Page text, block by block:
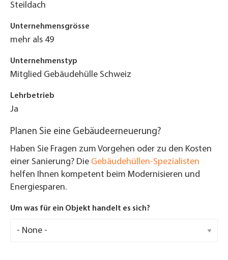
Steildach
Unternehmensgrösse
mehr als 49
Unternehmenstyp
Mitglied Gebäudehülle Schweiz
Lehrbetrieb
Ja
Planen Sie eine Gebäudeerneuerung?
Haben Sie Fragen zum Vorgehen oder zu den Kosten
einer Sanierung? Die Gebäudehüllen-Spezialisten
helfen Ihnen kompetent beim Modernisieren und
Energiesparen.
Um was für ein Objekt handelt es sich?